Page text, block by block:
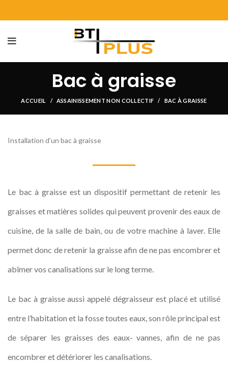
Bac à graisse
ACCUEIL ASSAINISSEMENT NON COLLECTIF BAC À GRAISSE
Installation d’un bac à graisse
Le bac à graisse est un dispositif permettant de retenir les
graisses et matières solides qui peuvent provenir des eaux de
cuisine, de la salle de bain, ou de votre machine à laver. Elle
permet donc de retenir la graisse afin de ne pas encombrer et
abîmer vos canalisations sur le long terme.
Le bac à graisse aussi appelé dégraisseur est placé et utilisé
entre l’habitation et la fosse toutes eaux, son rôle principal est
de séparer les graisses des eaux- vannes, afin de ne pas
encombrer et détériorer les canalisations.